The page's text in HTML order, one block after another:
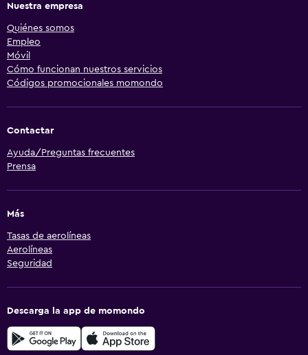
Nuestra empresa
Quiénes somos
Empleo
Móvil
Cómo funcionan nuestros servicios
Códigos promocionales momondo
Contactar
Ayuda/Preguntas frecuentes
Prensa
Más
Tasas de aerolíneas
Aerolíneas
Seguridad
Descarga la app de momondo